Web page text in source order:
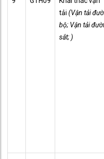
tải (Vận tải
bộ; Vận tải
sắt; )